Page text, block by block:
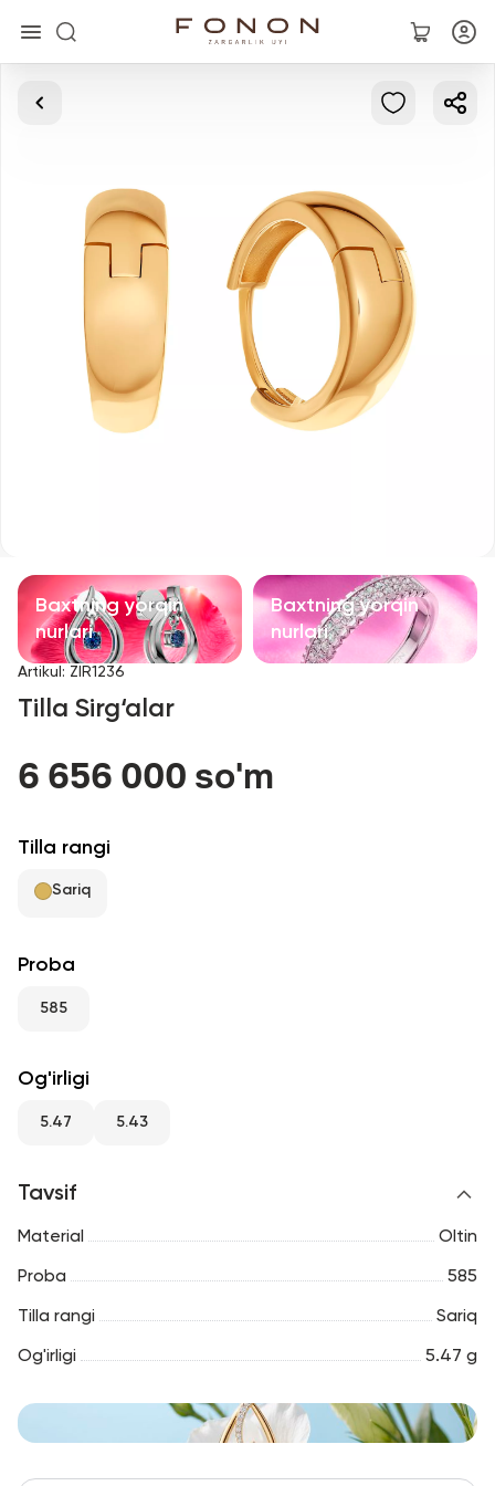
Asosiy
Uzuklar
Bilaguzuklar
Kulonlar
Aksessuarlar
Sevimli
RU
Baxtning yorqin
nurlari
Baxtning yorqin
nurlari
Artikul : ZIR1236
Tilla Sirg‘alar
6 656 000 so'm
Tilla rangi
Sariq
Proba
585
Og'irligi
5.47 5.43
Tavsif
Material Oltin
Proba 585
Tilla rangi Sariq
Og'irligi 5.47 g